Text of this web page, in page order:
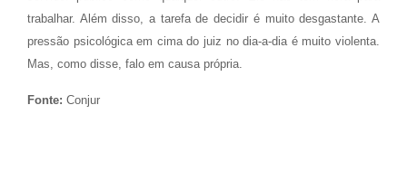
trabalhar. Além disso, a tarefa de decidir é muito desgastante. A
pressão psicológica em cima do juiz no dia-a-dia é muito violenta.
Mas, como disse, falo em causa própria.
Fonte: Conjur